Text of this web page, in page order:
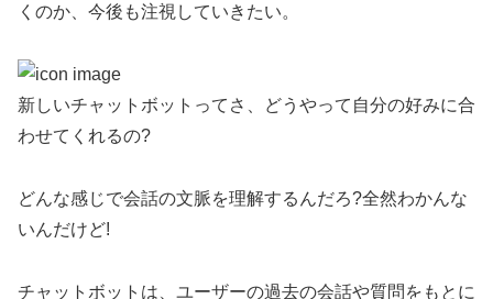
くのか、今後も注視していきたい。
新しいチャットボットってさ、どうやって自分の好みに合
わせてくれるの?
どんな感じで会話の文脈を理解するんだろ?全然わかんな
いんだけど!
チャットボットは、ユーザーの過去の会話や質問をもとに